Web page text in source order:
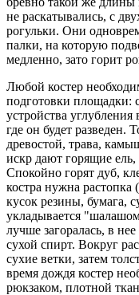
не раскатывались, с
рогульки. Они
палки, на которую
медленно, зато горит
Любой костер
подготовки площадки:
устройства
где он будет разведен.
древостой, трава,
искр дают горящие
Спокойно горят дуб,
костра нужна растопка
кусок резины, бумага,
укладывается
лучше загоралась, в
сухой спирт. Вокруг
сухие ветки, затем
время дождя костер
рюкзаком, плотной